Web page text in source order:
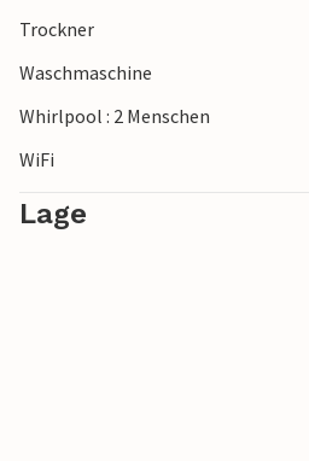
Trockner
Waschmaschine
Whirlpool : 2 Menschen
WiFi
Lage